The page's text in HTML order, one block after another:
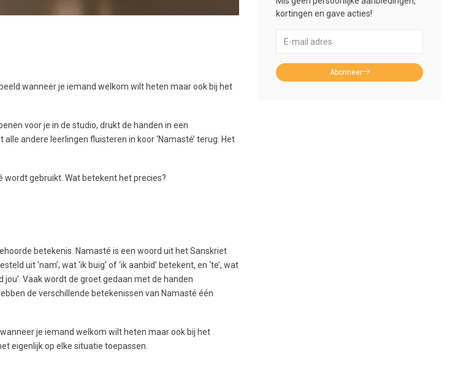
wanneer je iemand welkom wilt heten maar ook bij het
voor je in de studio, drukt de handen in een
andere leerlingen fluisteren in koor ‘Namasté’ terug. Het
wordt gebruikt. Wat betekent het precies?
betekenis. Namasté is een woord uit het Sanskriet
uit ‘nam’, wat ‘ik buig’ of ‘ik aanbid’ betekent, en ‘te’, wat
jou’. Vaak wordt de groet gedaan met de handen
de verschillende betekenissen van Namasté één
je iemand welkom wilt heten maar ook bij het
eigenlijk op elke situatie toepassen.
kortingen en gave acties!
Abonneer